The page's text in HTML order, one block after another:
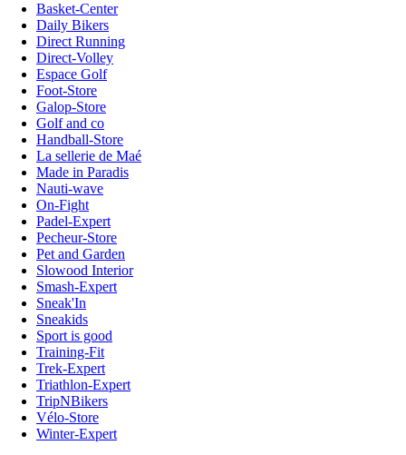
Basket-Center
Daily Bikers
Direct Running
Direct-Volley
Espace Golf
Foot-Store
Galop-Store
Golf and co
Handball-Store
La sellerie de Maé
Made in Paradis
Nauti-wave
On-Fight
Padel-Expert
Pecheur-Store
Pet and Garden
Slowood Interior
Smash-Expert
Sneak'In
Sneakids
Sport is good
Training-Fit
Trek-Expert
Triathlon-Expert
TripNBikers
Vélo-Store
Winter-Expert